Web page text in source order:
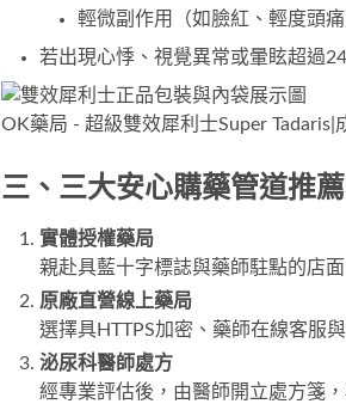
輕微副作用（如臉紅、輕度頭
若出現心悸、視覺異常或暈眩超過
OK藥局 - 超級雙效犀利士Super Tadaris|
三、三大安心購藥管道推薦
實體授權藥局
親赴具藍十字標誌與藥師駐點的店
原廠直營線上藥局
選擇具HTTPS加密、藥師在線客服
泌尿科醫師處方
經專業評估後，由醫師開立處方箋